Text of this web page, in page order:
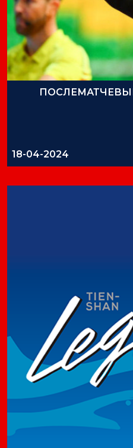
18-04-2024